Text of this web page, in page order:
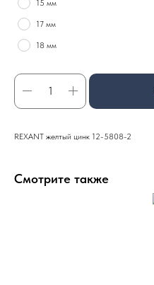
15 мм
17 мм
18 мм
REXANT желтый цинк 12-5808-2
Смотрите также